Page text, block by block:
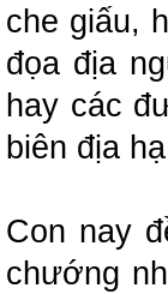
che giấu,
đọa địa
hay các
biên địa
Con nay
chướng